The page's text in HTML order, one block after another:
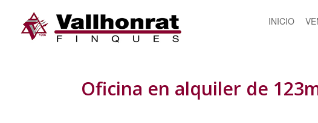
INICIO
Oficina en alquiler de